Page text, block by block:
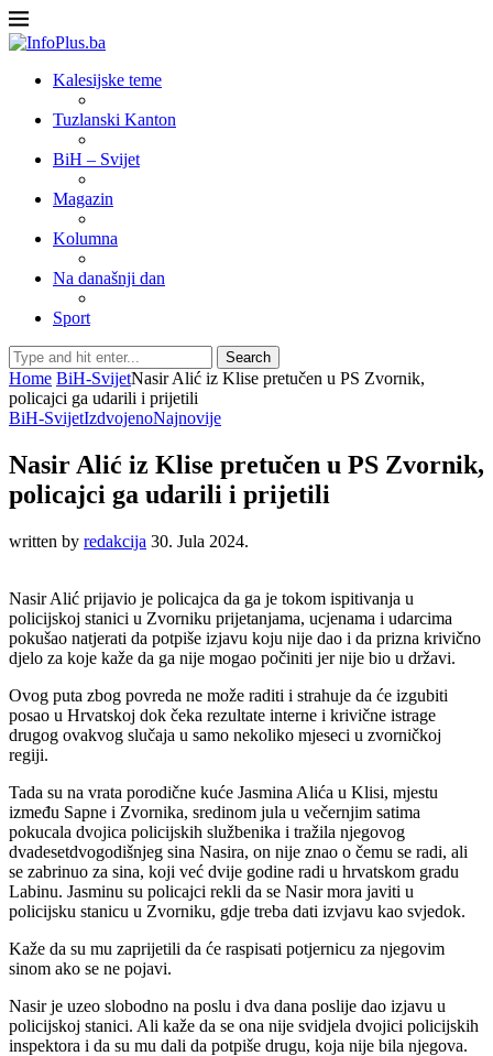
Kalesijske teme
Tuzlanski Kanton
BiH – Svijet
Magazin
Kolumna
Na današnji dan
Sport
Search
Home BiH-SvijetNasir Alić iz Klise pretučen u PS Zvornik,
policajci ga udarili i prijetili
BiH-SvijetIzdvojenoNajnovije
Nasir Alić iz Klise pretučen u PS Zvornik,
policajci ga udarili i prijetili
written by redakcija 30. Jula 2024.
Nasir Alić prijavio je policajca da ga je tokom ispitivanja u
policijskoj stanici u Zvorniku prijetanjama, ucjenama i udarcima
pokušao natjerati da potpiše izjavu koju nije dao i da prizna krivično
djelo za koje kaže da ga nije mogao počiniti jer nije bio u državi.
Ovog puta zbog povreda ne može raditi i strahuje da će izgubiti
posao u Hrvatskoj dok čeka rezultate interne i krivične istrage
drugog ovakvog slučaja u samo nekoliko mjeseci u zvorničkoj
regiji.
Tada su na vrata porodične kuće Jasmina Alića u Klisi, mjestu
između Sapne i Zvornika, sredinom jula u večernjim satima
pokucala dvojica policijskih službenika i tražila njegovog
dvadesetdvogodišnjeg sina Nasira, on nije znao o čemu se radi, ali
se zabrinuo za sina, koji već dvije godine radi u hrvatskom gradu
Labinu. Jasminu su policajci rekli da se Nasir mora javiti u
policijsku stanicu u Zvorniku, gdje treba dati izvjavu kao svjedok.
Kaže da su mu zaprijetili da će raspisati potjernicu za njegovim
sinom ako se ne pojavi.
Nasir je uzeo slobodno na poslu i dva dana poslije dao izjavu u
policijskoj stanici. Ali kaže da se ona nije svidjela dvojici policijskih
inspektora i da su mu dali da potpiše drugu, koja nije bila njegova.